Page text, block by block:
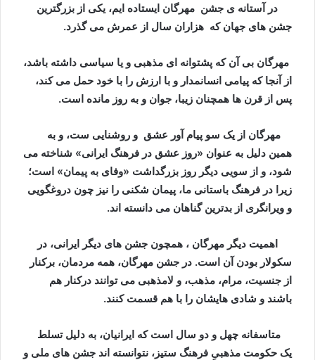
در آستانه ی جشن مهرگان ایستاده ایم، یکی از بزرگترین
جشن های جهان که هزاران سال از عمرش می گذرد.
مهرگان بی آن که پشتوانه ای مذهبی و یا سیاسی داشته باشد،
از آنجا که پیامی انسانمدار و با ارزش را با خود حمل می کند،
پس از قرن ها همچنان زیبا، جوان و به روز مانده است.
مهرگان از یک سو پیام آور عشق و روشنایی ست، و به
همین دلیل به عنوان «روز عشق در فرهنگ ایرانی» شناخته می
شود، و از سویی دیگر روز بزرگداشت «وفای به پیمان» است؛
زیرا در فرهنگ باستانی ما، پیمان شکنی را نیز چون دروغگویی
و ویرانگری از بدترین گناهان می دانسته اند.
اهمیت دیگر مهرگان ، همچون جشن های دیگر ایرانی، در
سکولار بودن آن است. در جشن مهرگان، همه مردمان، برکنار
از جنسیت، مرام، مذهب، و لامذهبی می توانند درکنار هم
باشند و شادی هایشان را با هم قسمت کنند.
متاسفانه چهل و دو سال است که ایرانیان، به دلیل تسلط
یک حکومت مذهبیِ فرهنگ ستیز، نتوانسته اند جشن های ملی و